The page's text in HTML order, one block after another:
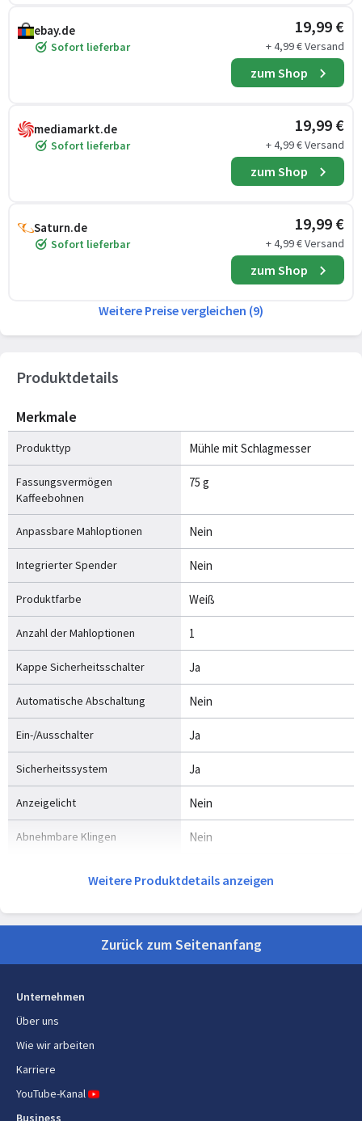
ebay.de
Sofort lieferbar
19,99 €
+ 4,99 € Versand
zum Shop
mediamarkt.de
Sofort lieferbar
19,99 €
+ 4,99 € Versand
zum Shop
Saturn.de
Sofort lieferbar
19,99 €
+ 4,99 € Versand
zum Shop
Weitere Preise vergleichen (9)
Produktdetails
Merkmale
Produkttyp Mühle mit Schlagmesser
Fassungsvermögen
Kaffeebohnen
75 g
Anpassbare Mahloptionen Nein
Integrierter Spender Nein
Produktfarbe Weiß
Anzahl der Mahloptionen 1
Kappe Sicherheitsschalter Ja
Automatische Abschaltung Nein
Ein-/Ausschalter Ja
Sicherheitssystem Ja
Anzeigelicht Nein
Abnehmbare Klingen Nein
Gewicht und Abmessungen
Gewicht 600 g
90 mm
Höhe
Sonstige Funktionen
Garantiezeit
Weitere Produktdetails anzeigen
Zurück zum Seitenanfang
Unternehmen
Über uns
Wie wir arbeiten
Karriere
YouTube-Kanal
Business